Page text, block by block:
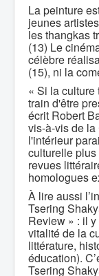
La peinture
jeunes
les thangkas
(13) Le
célèbre
(15), ni la
« Si la
train d'être
écrit Robert
vis-à-vis de
l'intérieur
culturelle
revues
homologues
À lire aussi
Tsering
Review » : il
vitalité de la
littérature,
éducation).
Tsering